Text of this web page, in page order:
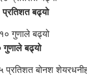
प्रतिशत बढ्यो
गुणाले बढ्यो